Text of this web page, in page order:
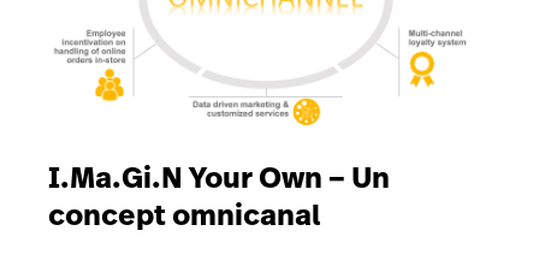
I.Ma.Gi.N Your Own – Un
concept omnicanal